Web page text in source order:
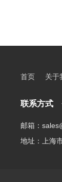
首页 关于
联系方式
邮箱：
地址：上海